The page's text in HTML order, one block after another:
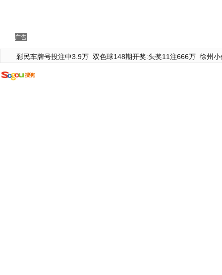
广告
彩民车牌号投注中3.9万 双色球148期开奖:头奖11注666万 徐州